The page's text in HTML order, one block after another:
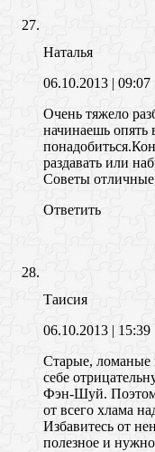
Наталья
06.10.2013 | 09:07
Очень тяжело
начинаешь опять
раздавать или
Советы
Ответить
Таисия
06.10.2013 | 15:39
Старые,
себе
Фэн-Шуй.
от всего хлама
Избавитесь от
полезное и